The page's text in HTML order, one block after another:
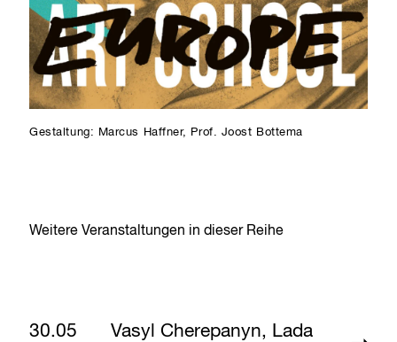
Gestaltung: Marcus Haffner, Prof. Joost Bottema
Weitere Veranstaltungen in dieser Reihe
30.05
Vasyl Cherepanyn, Lada